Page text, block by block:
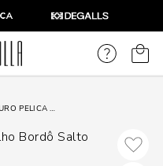
MULE COURO PELICA SOFT VERMELHO BORDÔ SALTO ANABELA
Bordô Salto